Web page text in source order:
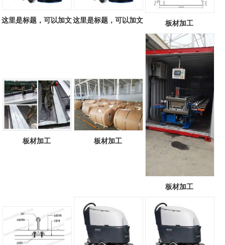
这里是标题，可以加文这里是标题，可以加文
板材加工
板材加工 板材加工
板材加工